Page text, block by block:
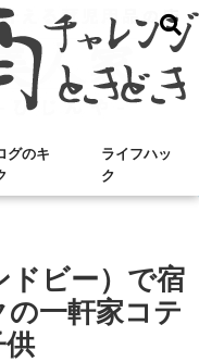
グのキ
ライフハッ
ク
ビー）で宿
一軒家コテ